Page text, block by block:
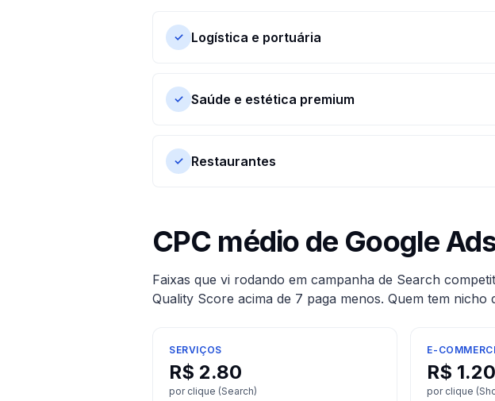
✓ Logística e portuária
✓ Saúde e estética premium
✓ Restaurantes
CPC médio de Google
Faixas que vi rodando em campanha de Search
Quality Score acima de 7 paga menos. Quem tem nicho
SERVIÇOS
R$ 2.80
por clique (Search)
E-
R$ 1.20
por clique